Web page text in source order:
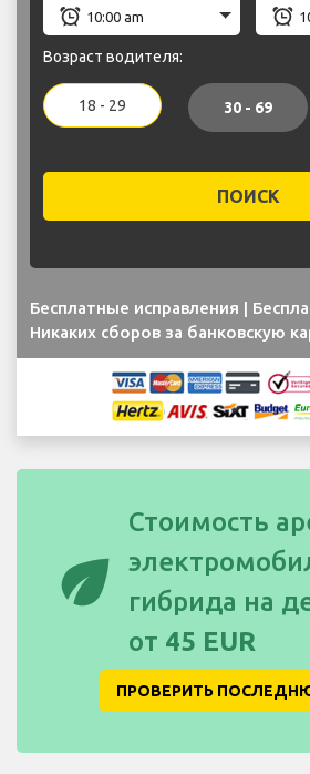
Возраст водителя:
18 - 29 30 - 69
ПОИСК
Бесплатные исправления |
Никаких сборов за банковскую
eco
Стоимость
гибрида на
от 45 EUR
ПРОВЕРИТЬ